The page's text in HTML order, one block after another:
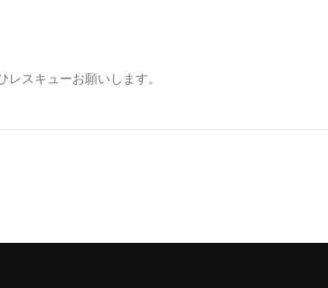
スキューお願いします。